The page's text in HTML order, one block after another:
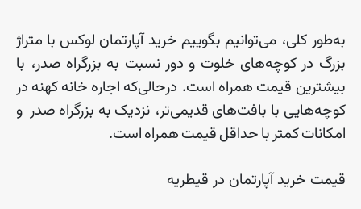
بهطور کلی، میتوانیم بگوییم خرید آپارتمان لوکس با متراژ
بزرگ در کوچههای خلوت و دور نسبت به بزرگراه صدر، با
بیشترین قیمت همراه است. درحالیکه اجاره خانهکهنه در
کوچههایی با بافتهای قدیمیتر، نزدیک به بزرگراه صدر و
امکاناتکمترباحداقلقیمتهمراهاست.
قیمت خرید آپارتمان در قیطریه